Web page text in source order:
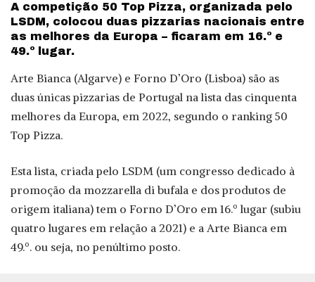
A competição 50 Top Pizza, organizada pelo
LSDM, colocou duas pizzarias nacionais entre
as melhores da Europa – ficaram em 16.º e
49.º lugar.
Arte Bianca (Algarve) e Forno D’Oro (Lisboa) são as
duas únicas pizzarias de Portugal na lista das cinquenta
melhores da Europa, em 2022, segundo o ranking 50
Top Pizza.
Esta lista, criada pelo LSDM (um congresso dedicado à
promoção da mozzarella di bufala e dos produtos de
origem italiana) tem o Forno D’Oro em 16.º lugar (subiu
quatro lugares em relação a 2021) e a Arte Bianca em
49.º. ou seja, no penúltimo posto.